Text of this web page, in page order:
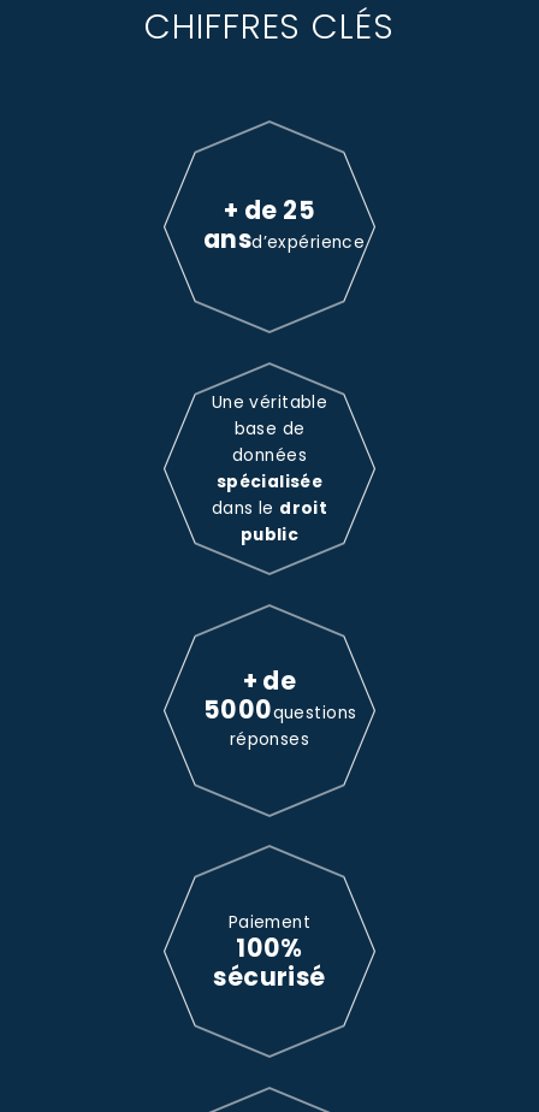
CHIFFRES CLÉS
+ de 25
ansd’expérience
Une véritable
base de
données
spécialisée
dans le droit
public
+ de
5000questions
réponses
Paiement
100%
sécurisé